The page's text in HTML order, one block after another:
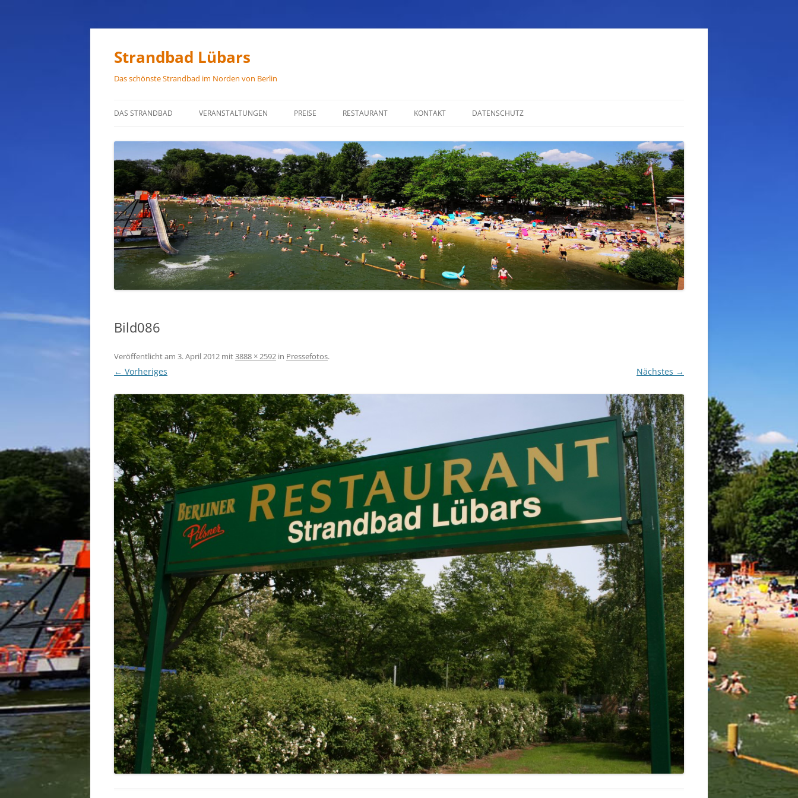
Zum
Strandbad Lübars
Das schönste Strandbad im Norden von Berlin
DAS STRANDBAD
ANFAHRT
HAUSORDNUNG
VERMIETUNG
PRESSEFOTOS
JOB-ANGEBOTE
VERANSTALTUNGEN PREISE RESTAURANT
ÖFFNUNGSZEITEN
PARTYSERVICE
RÄUMLICHKEITEN
KONTAKT DATENSCHUTZ
Bild086
Veröffentlicht am 3. April 2012 mit3888 × 2592 in Pressefotos.
← Vorheriges Nächstes →